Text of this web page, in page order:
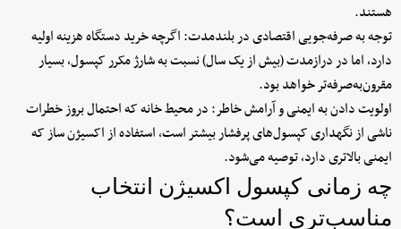
هستند.
توجه به صرفه‌جویی اقتصادی در بلندمدت: اگرچه خرید دستگاه هزینه اولیه
دارد، اما در درازمدت (بیش از یک سال) نسبت به شارژ مکرر کپسول، بسیار
مقرون‌به‌صرفه‌تر خواهد بود.
اولویت دادن به ایمنی و آرامش خاطر: در محیط خانه که احتمال بروز خطرات
ناشی از نگهداری کپسول‌های پرفشار بیشتر است، استفاده از اکسیژن ساز که
ایمنی بالاتری دارد، توصیه می‌شود.
چه زمانی کپسول اکسیژن انتخاب
مناسب‌تری است؟